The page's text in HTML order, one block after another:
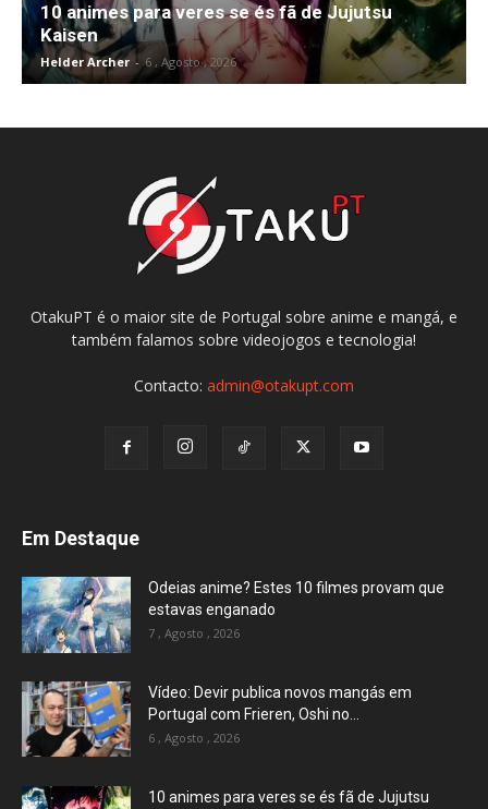
10 animes para veres se és fã de Jujutsu
Kaisen
Helder Archer - 6 , Agosto , 2026
OtakuPT é o maior site de Portugal sobre anime e mangá, e
também falamos sobre videojogos e tecnologia!
Contacto: admin@otakupt.com
Em Destaque
Odeias anime? Estes 10 filmes provam que
estavas enganado
7 , Agosto , 2026
Vídeo: Devir publica novos mangás em
Portugal com Frieren, Oshi no...
6 , Agosto , 2026
10 animes para veres se és fã de Jujutsu